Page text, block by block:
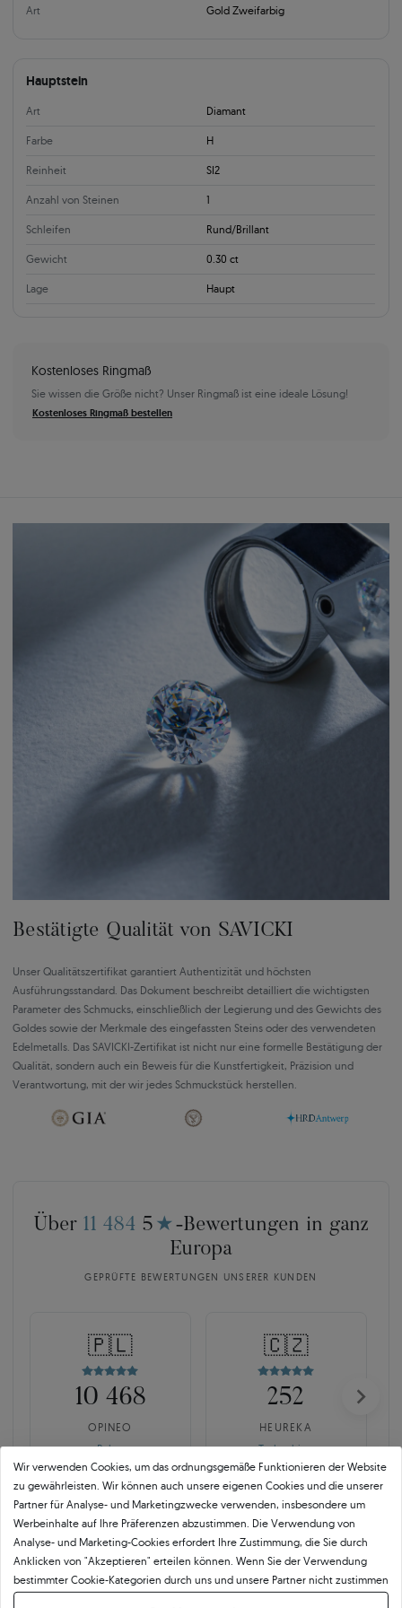
Art Gold Zweifarbig
Hauptstein
Art Diamant
Farbe H
Reinheit SI2
Anzahl von Steinen 1
Schleifen Rund/Brillant
Gewicht 0.30 ct
Lage Haupt
Kostenloses Ringmaß
Sie wissen die Größe nicht? Unser Ringmaß ist eine ideale Lösung!
Kostenloses Ringmaß bestellen
Bestätigte Qualität von SAVICKI
Unser Qualitätszertifikat garantiert Authentizität und höchsten
Ausführungsstandard. Das Dokument beschreibt detailliert die wichtigsten
Parameter des Schmucks, einschließlich der Legierung und des Gewichts des
Goldes sowie der Merkmale des eingefassten Steins oder des verwendeten
Edelmetalls. Das SAVICKI-Zertifikat ist nicht nur eine formelle Bestätigung der
Qualität, sondern auch ein Beweis für die Kunstfertigkeit, Präzision und
Verantwortung, mit der wir jedes Schmuckstück herstellen.
Über 11 484 5 ★ -Bewertungen in ganz
Europa
GEPRÜFTE BEWERTUNGEN UNSERER KUNDEN
🇵🇱
10 468
OPINEO
Polen
🇨🇿
252
HEUREKA
Tschechien
SAVICKI 5C ist mehr als der
Wir verwenden Cookies, um das ordnungsgemäße Funktionieren der Website
zu gewährleisten. Wir können auch unsere eigenen Cookies und die unserer
Partner für Analyse- und Marketingzwecke verwenden, insbesondere um
Werbeinhalte auf Ihre Präferenzen abzustimmen. Die Verwendung von
Analyse- und Marketing-Cookies erfordert Ihre Zustimmung, die Sie durch
Anklicken von "Akzeptieren" erteilen können. Wenn Sie der Verwendung
bestimmter Cookie-Kategorien durch uns und unsere Partner nicht zustimmen
möchten, klicken Sie auf "Lassen Sie mich wählen" und bestimmen Sie Ihre